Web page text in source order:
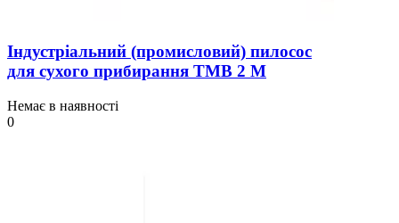
Індустріальний (промисловий) пилосос
для сухого прибирання TMB 2 M
Немає в наявності
0